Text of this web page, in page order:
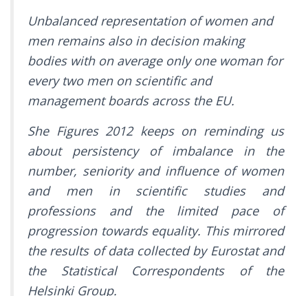
Unbalanced representation of women and
men remains also in decision making
bodies with on average only one woman for
every two men on scientific and
management boards across the EU.
She Figures 2012 keeps on reminding us
about persistency of imbalance in the
number, seniority and influence of women
and men in scientific studies and
professions and the limited pace of
progression towards equality. This mirrored
the results of data collected by Eurostat and
the Statistical Correspondents of the
Helsinki Group.